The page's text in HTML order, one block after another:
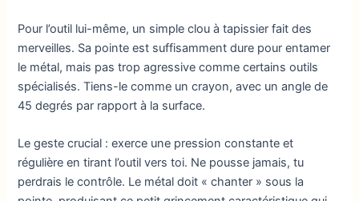
Pour l’outil lui-même, un simple clou à tapissier fait des
merveilles. Sa pointe est suffisamment dure pour entamer
le métal, mais pas trop agressive comme certains outils
spécialisés. Tiens-le comme un crayon, avec un angle de
45 degrés par rapport à la surface.
Le geste crucial : exerce une pression constante et
régulière en tirant l’outil vers toi. Ne pousse jamais, tu
perdrais le contrôle. Le métal doit « chanter » sous la